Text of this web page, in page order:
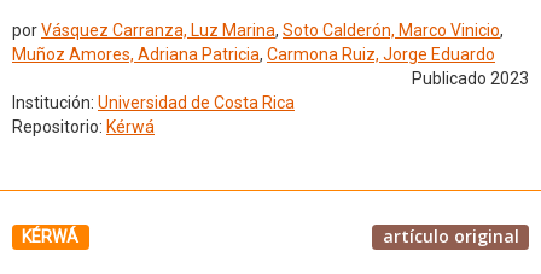
porVásquez Carranza, Luz Marina, Soto Calderón, Marco Vinicio,
Muñoz Amores, Adriana Patricia, Carmona Ruiz, Jorge Eduardo
Publicado 2023
Institución: Universidad de Costa Rica
Repositorio: Kérwá
KÉRWÁ artículo original